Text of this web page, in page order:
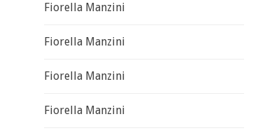
Fiorella Manzini
Fiorella Manzini
Fiorella Manzini
Fiorella Manzini